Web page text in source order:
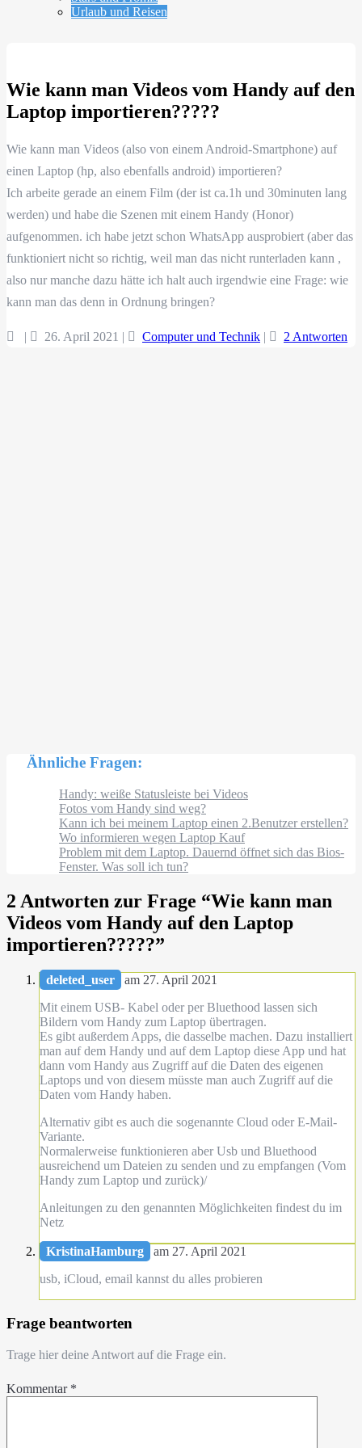
Urlaub und Reisen
Wie kann man Videos vom Handy auf den
Laptop importieren?????
Wie kann man Videos (also von einem Android-Smartphone) auf
einen Laptop (hp, also ebenfalls android) importieren?
Ich arbeite gerade an einem Film (der ist ca.1h und 30minuten lang
werden) und habe die Szenen mit einem Handy (Honor)
aufgenommen. ich habe jetzt schon WhatsApp ausprobiert (aber das
funktioniert nicht so richtig, weil man das nicht runterladen kann ,
also nur manche dazu hätte ich halt auch irgendwie eine Frage: wie
kann man das denn in Ordnung bringen?
| 26. April 2021 | Computer und Technik | 2 Antworten
Ähnliche Fragen:
Handy: weiße Statusleiste bei Videos
Fotos vom Handy sind weg?
Kann ich bei meinem Laptop einen 2.Benutzer erstellen?
Wo informieren wegen Laptop Kauf
Problem mit dem Laptop. Dauernd öffnet sich das Bios-
Fenster. Was soll ich tun?
2 Antworten zur Frage “Wie kann man
Videos vom Handy auf den Laptop
importieren?????”
deleted_user
am 27. April 2021
Mit einem USB- Kabel oder per Bluethood lassen sich
Bildern vom Handy zum Laptop übertragen.
Es gibt außerdem Apps, die dasselbe machen. Dazu installiert
man auf dem Handy und auf dem Laptop diese App und hat
dann vom Handy aus Zugriff auf die Daten des eigenen
Laptops und von diesem müsste man auch Zugriff auf die
Daten vom Handy haben.
Alternativ gibt es auch die sogenannte Cloud oder E-Mail-
Variante.
Normalerweise funktionieren aber Usb und Bluethood
ausreichend um Dateien zu senden und zu empfangen (Vom
Handy zum Laptop und zurück)/
Anleitungen zu den genannten Möglichkeiten findest du im
Netz
KristinaHamburg
am 27. April 2021
usb, iCloud, email kannst du alles probieren
Frage beantworten
Trage hier deine Antwort auf die Frage ein.
Kommentar *